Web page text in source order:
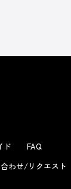
ド
FAQ
わせ/リクエスト